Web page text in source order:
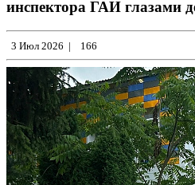
инспектора ГАИ глазами
3 Июл 2026 | 166